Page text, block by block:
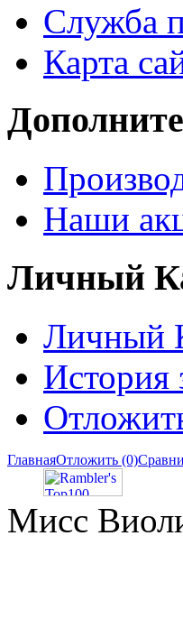
Служба
Карта
Наши
Личный
Личный
История
ГлавнаяОтложить (0)
Мисс